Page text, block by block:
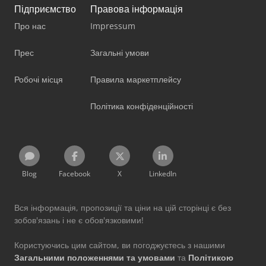
Підприємство
Про нас
Прес
Робочі місця
Правова інформація
Impressum
Загальні умови
Правила маркетплейсу
Політика конфіденційності
Blog Facebook X LinkedIn
Вся інформація, пропозиції та ціни на цій сторінці є без
зобов'язань і не є обов'язковими!
Користуючись цим сайтом, ви погоджуєтесь з нашими
Загальними положеннями та умовами та Політикою